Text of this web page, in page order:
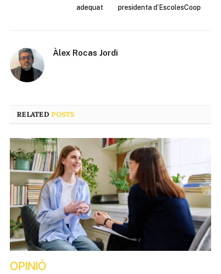
adequat
presidenta d’EscolesCoop
Àlex Rocas Jordi
RELATEDPOSTS
OPINIÓ